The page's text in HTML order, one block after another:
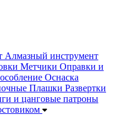
Алмазный инструмент
Метчики Оправки и
Оснаска
Плашки Развертки
и цанговые патроны